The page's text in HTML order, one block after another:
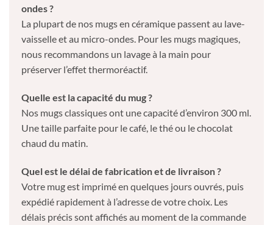
ondes ?
La plupart de nos mugs en céramique passent au lave-
vaisselle et au micro-ondes. Pour les mugs magiques,
nous recommandons un lavage à la main pour
préserver l’effet thermoréactif.
Quelle est la capacité du mug ?
Nos mugs classiques ont une capacité d’environ 300 ml.
Une taille parfaite pour le café, le thé ou le chocolat
chaud du matin.
Quel est le délai de fabrication et de livraison ?
Votre mug est imprimé en quelques jours ouvrés, puis
expédié rapidement à l’adresse de votre choix. Les
délais précis sont affichés au moment de la commande